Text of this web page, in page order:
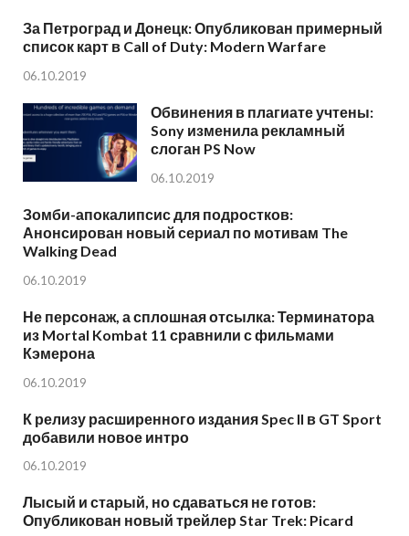
За Петроград и Донецк: Опубликован примерный
список карт в Call of Duty: Modern Warfare
06.10.2019
Обвинения в плагиате учтены:
Sony изменила рекламный
слоган PS Now
06.10.2019
Зомби-апокалипсис для подростков:
Анонсирован новый сериал по мотивам The
Walking Dead
06.10.2019
Не персонаж, а сплошная отсылка: Терминатора
из Mortal Kombat 11 сравнили с фильмами
Кэмерона
06.10.2019
К релизу расширенного издания Spec II в GT Sport
добавили новое интро
06.10.2019
Лысый и старый, но сдаваться не готов:
Опубликован новый трейлер Star Trek: Picard